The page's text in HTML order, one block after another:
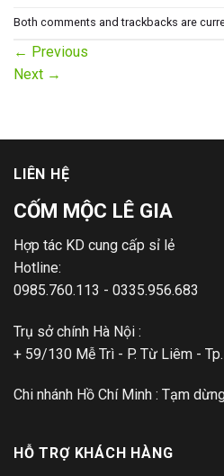
Both comments and trackbacks are
← Previous
Next →
LIÊN HỆ
CỐM MỘC LÊ GIA
Hợp tác KD cung cấp sỉ lẻ
Hotline:
0985.760.113 - 0335.956.683
Trụ sở chính Hà Nội :
+ 59/130 Mễ Trì - P. Từ Liêm -
Chi nhánh Hồ Chí Minh : Tạm
HỖ TRỢ KHÁCH HÀNG